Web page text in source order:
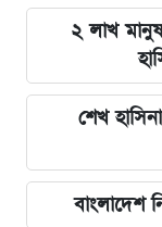
২ লাখ
শেখ
বাংলাদেশ